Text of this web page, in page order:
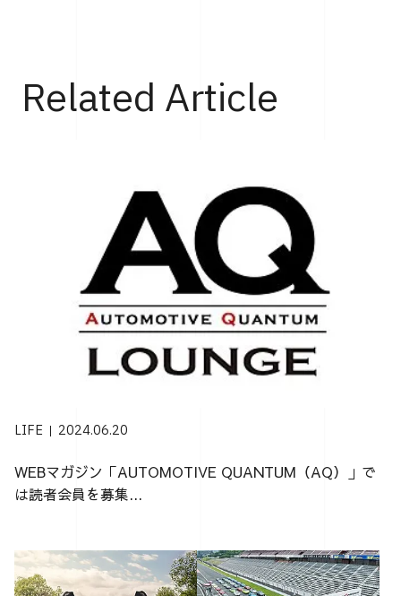
Related Article
LIFE 2024.06.20
WEBマガジン「AUTOMOTIVE QUANTUM（AQ）」で
は読者会員を募集...